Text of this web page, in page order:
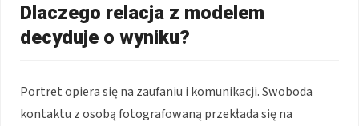
Dlaczego relacja z modelem
decyduje o wyniku?
Portret opiera się na zaufaniu i komunikacji. Swoboda
kontaktu z osobą fotografowaną przekłada się na